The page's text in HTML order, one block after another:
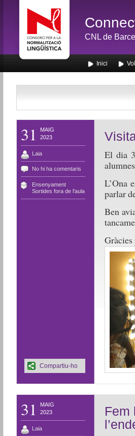
CNL de
Inici
31
MAIG
2023
Laia
No hi ha comentaris
Ensenyament,
Sortides fora de l'aula
El dia
L’Ona
parlar
Ben
Compartiu-ho
31
MAIG
2023
Laia
Fem